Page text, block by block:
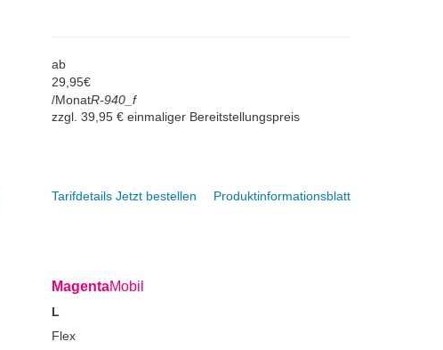
ab
29, 95€
/MonatR-940_f
zzgl. 39,95 € einmaliger Bereitstellungspreis
Produktinformationsblatt
Tarifdetails Jetzt bestellen
MagentaMobil
L
Flex